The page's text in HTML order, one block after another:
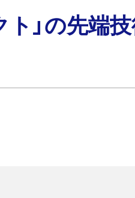
」の先端